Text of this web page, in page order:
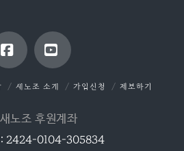
FacebookYouTube
새노조 소개 가입신청 제보하기
노조 후원계좌
2424-0104-305834